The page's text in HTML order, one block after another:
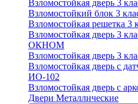
Взломостойкая дверь 3
Взломостойкий блок 3
Взломостойкая решетка 3
Взломостойкая дверь 3
ОКНОМ
Взломостойкая дверь 3
Взломостойкая дверь с
ИО-102
Взломостойкая дверь с
Двери Металлические